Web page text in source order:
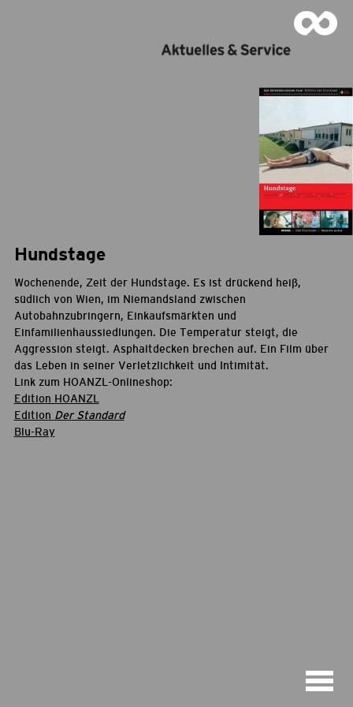
Hundstage
Wochenende, Zeit der Hundstage. Es ist drückend heiß,
südlich von Wien, im Niemandsland zwischen
Autobahnzubringern, Einkaufsmärkten und
Einfamilienhaussiedlungen. Die Temperatur steigt, die
Aggression steigt. Asphaltdecken brechen auf. Ein Film über
das Leben in seiner Verletzlichkeit und Intimität.
Link zum HOANZL-Onlineshop:
Edition HOANZL
Edition Der Standard
Blu-Ray